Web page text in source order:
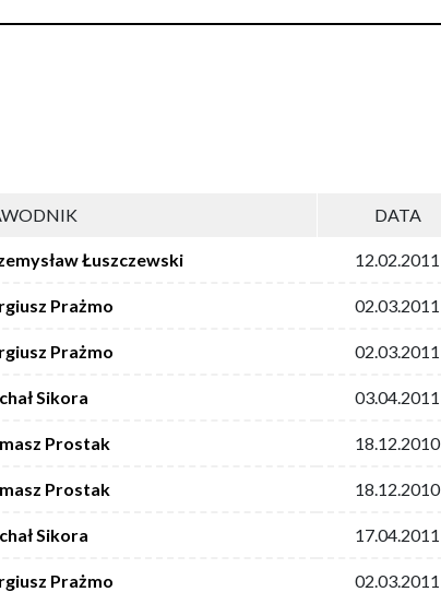
DATA
Łuszczewski 12.02.2011
Prażmo 02.03.2011
Prażmo 02.03.2011
Sikora 03.04.2011
Prostak 18.12.2010
Prostak 18.12.2010
Sikora 17.04.2011
Prażmo 02.03.2011